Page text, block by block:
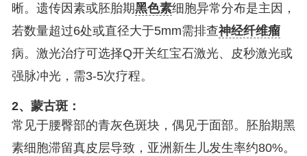
晰。遗传因素或胚胎期黑色素细胞异常分布是主因，
若数量超过6处或直径大于5mm需排查神经纤维瘤
病。激光治疗可选择Q开关红宝石激光、皮秒激光或
强脉冲光，需3-5次疗程。
2、蒙古斑：
常见于腰臀部的青灰色斑块，偶见于面部。胚胎期黑
素细胞滞留真皮层导致，亚洲新生儿发生率约80%。